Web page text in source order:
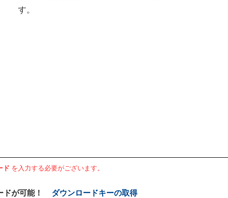
す。
ド を入力する必要がございます。
が可能！ ダウンロードキーの取得